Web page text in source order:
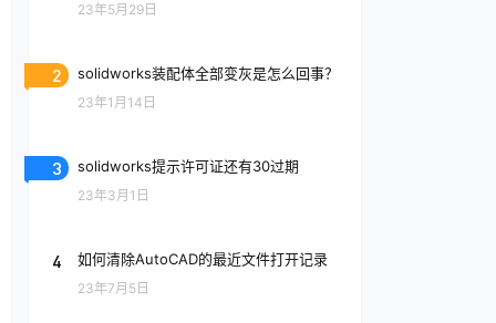
23年5月29日
2 solidworks装配体全部变灰是怎么回事？
23年1月14日
3 solidworks提示许可证还有30过期
23年3月1日
4 如何清除AutoCAD的最近文件打开记录
23年7月5日